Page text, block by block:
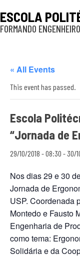
ESCOLA
FORMANDO
« All Events
This event has passed.
Escola
“Jornada de
29/10/2018 - 08:30 - 30/
Nos dias 29 e 30
Jornada de
USP. Coordenada
Montedo e Fausto
Engenharia de
como tema:
Solidária e da